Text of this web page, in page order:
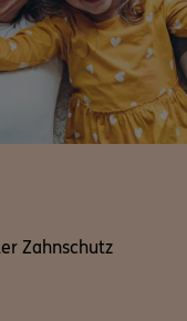
Zahnschutz